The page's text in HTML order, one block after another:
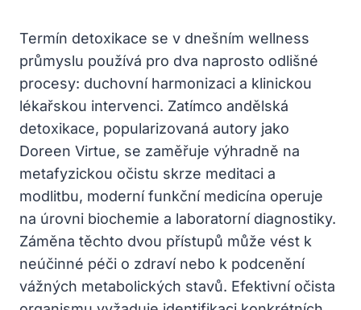
Termín detoxikace se v dnešním wellness
průmyslu používá pro dva naprosto odlišné
procesy: duchovní harmonizaci a klinickou
lékařskou intervenci. Zatímco andělská
detoxikace, popularizovaná autory jako
Doreen Virtue, se zaměřuje výhradně na
metafyzickou očistu skrze meditaci a
modlitbu, moderní funkční medicína operuje
na úrovni biochemie a laboratorní diagnostiky.
Záměna těchto dvou přístupů může vést k
neúčinné péči o zdraví nebo k podcenění
vážných metabolických stavů. Efektivní očista